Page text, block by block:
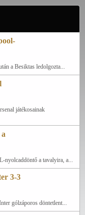
a Besiktas ledolgozta...
játékosainak
nyolcaddöntő a tavalyira, a...
3-3
gólzáporos döntetlent...